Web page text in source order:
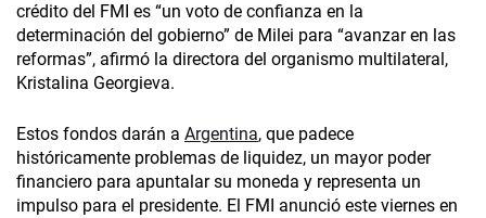
crédito del FMI es “un voto de confianza en la
determinación del gobierno” de Milei para “avanzar en las
reformas”, afirmó la directora del organismo multilateral,
Kristalina Georgieva.
Estos fondos darán a Argentina, que padece
históricamente problemas de liquidez, un mayor poder
financiero para apuntalar su moneda y representa un
impulso para el presidente. El FMI anunció este viernes en